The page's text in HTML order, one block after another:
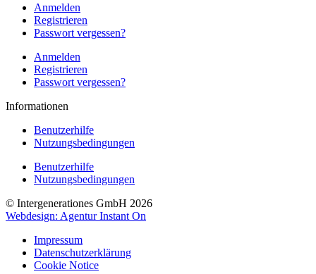
Anmelden
Registrieren
Passwort vergessen?
Anmelden
Registrieren
Passwort vergessen?
Informationen
Benutzerhilfe
Nutzungsbedingungen
Benutzerhilfe
Nutzungsbedingungen
© Intergenerationes GmbH 2026
Webdesign: Agentur Instant On
Impressum
Datenschutzerklärung
Cookie Notice